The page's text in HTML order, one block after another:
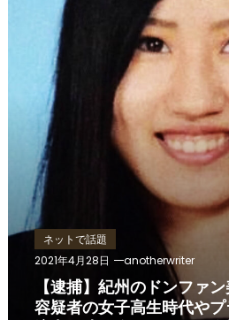
ネットで話題
2021年4月28日
anotherwriter
【逮捕】紀州のドンファ
容疑者の女子高生時代や